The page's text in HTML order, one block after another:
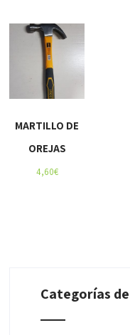
MARTILLO DE
OREJAS
4,60€
Categorías